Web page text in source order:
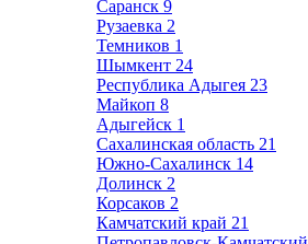
Саранск 9
Рузаевка 2
Темников 1
Шымкент 24
Республика Адыгея 23
Майкоп 8
Адыгейск 1
Сахалинская область 21
Южно-Сахалинск 14
Долинск 2
Корсаков 2
Камчатский край 21